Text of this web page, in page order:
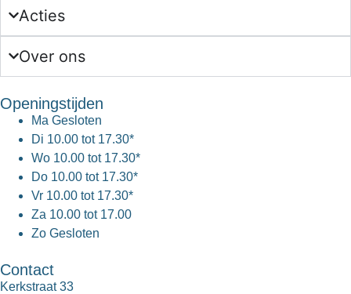
Acties
Over ons
Openingstijden
Ma Gesloten
Di 10.00 tot 17.30*
Wo 10.00 tot 17.30*
Do 10.00 tot 17.30*
Vr 10.00 tot 17.30*
Za 10.00 tot 17.00
Zo Gesloten
Contact
Kerkstraat 33